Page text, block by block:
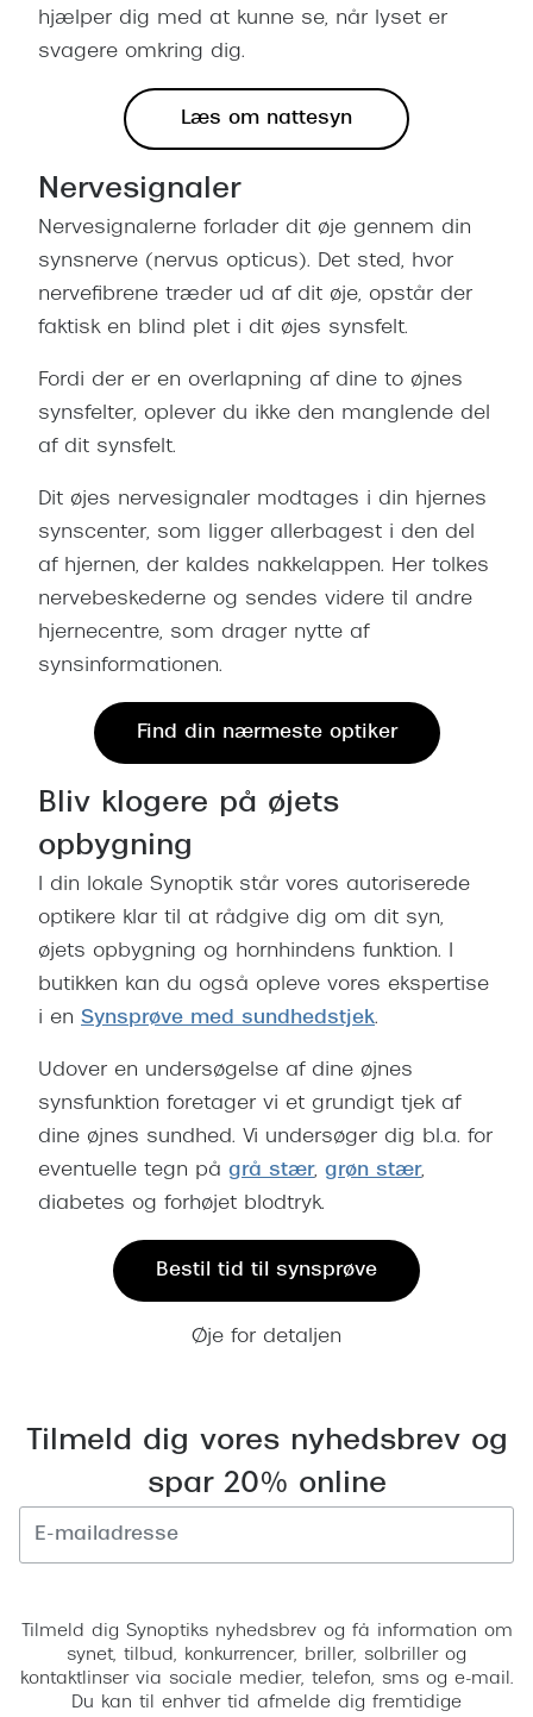
hjælper dig med at kunne se, når lyset er
svagere omkring dig.
Læs om nattesyn
Nervesignaler
Nervesignalerne forlader dit øje gennem din
synsnerve (nervus opticus). Det sted, hvor
nervefibrene træder ud af dit øje, opstår der
faktisk en blind plet i dit øjes synsfelt.
Fordi der er en overlapning af dine to øjnes
synsfelter, oplever du ikke den manglende del
af dit synsfelt.
Dit øjes nervesignaler modtages i din hjernes
synscenter, som ligger allerbagest i den del
af hjernen, der kaldes nakkelappen. Her tolkes
nervebeskederne og sendes videre til andre
hjernecentre, som drager nytte af
synsinformationen.
Find din nærmeste optiker
Bliv klogere på øjets
opbygning
I din lokale Synoptik står vores autoriserede
optikere klar til at rådgive dig om dit syn,
øjets opbygning og hornhindens funktion. I
butikken kan du også opleve vores ekspertise
i en Synsprøve med sundhedstjek.
Udover en undersøgelse af dine øjnes
synsfunktion foretager vi et grundigt tjek af
dine øjnes sundhed. Vi undersøger dig bl.a. for
eventuelle tegn på grå stær, grøn stær,
diabetes og forhøjet blodtryk.
Bestil tid til synsprøve
Øje for detaljen
Tilmeld dig vores nyhedsbrev og
spar 20% online
Tilmeld dig Synoptiks nyhedsbrev og få information om
synet, tilbud, konkurrencer, briller, solbriller og
kontaktlinser via sociale medier, telefon, sms og e-mail.
Du kan til enhver tid afmelde dig fremtidige